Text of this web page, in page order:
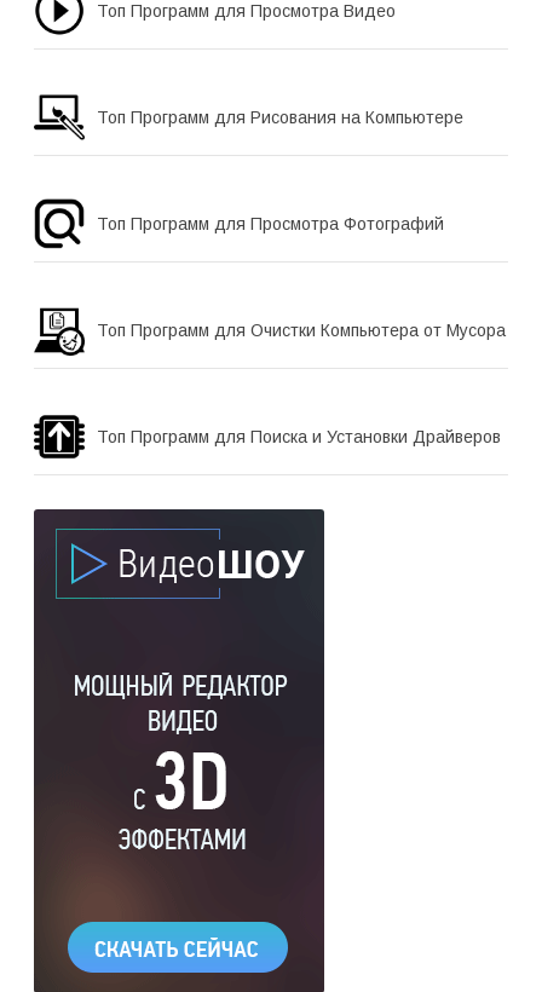
Топ Программ для Просмотра Видео
Топ Программ для Рисования на Компьютере
Топ Программ для Просмотра Фотографий
Топ Программ для Очистки Компьютера от Мусора
Топ Программ для Поиска и Установки Драйверов